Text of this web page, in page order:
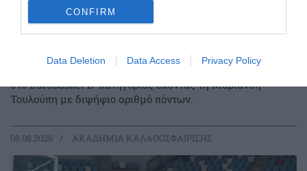
CONFIRM
Data Deletion Data Access Privacy Policy
Δύο στα δύο με «πράσινη»
σύμβολη
Η Εθνική ομάδα μπάσκετ Κορασίδων έκανε το δύο στα δύο
στο EuroBasket Β' κατηγορίας έχοντας τη Μαριάνθη
Τουλούπη με διψήφιο αριθμό πόντων.
08.08.2026 ΑΚΑΔΗΜΙΑ ΚΑΛΑΘΟΣΦΑΙΡΙΣΗΣ